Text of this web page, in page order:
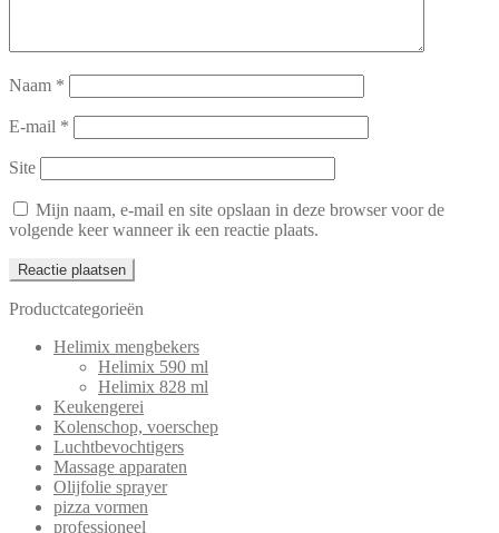
Naam *
E-mail *
Site
Mijn naam, e-mail en site opslaan in deze browser voor de
volgende keer wanneer ik een reactie plaats.
Productcategorieën
Helimix mengbekers
Helimix 590 ml
Helimix 828 ml
Keukengerei
Kolenschop, voerschep
Luchtbevochtigers
Massage apparaten
Olijfolie sprayer
pizza vormen
professioneel